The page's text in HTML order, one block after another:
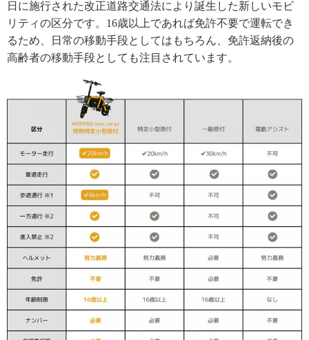
日に施行された改正道路交通法により誕生した新しいモビ
リティの区分です。16歳以上であれば免許不要で運転でき
るため、日常の移動手段としてはもちろん、免許返納後の
高齢者の移動手段としても注目されています。